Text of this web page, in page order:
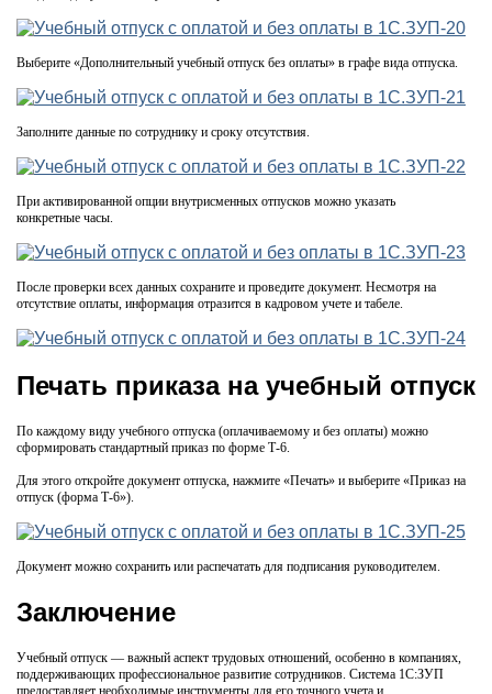
Выберите «Дополнительный учебный отпуск без оплаты» в графе вида отпуска.
Заполните данные по сотруднику и сроку отсутствия.
При активированной опции внутрисменных отпусков можно указать
конкретные часы.
После проверки всех данных сохраните и проведите документ. Несмотря на
отсутствие оплаты, информация отразится в кадровом учете и табеле.
Печать приказа на учебный отпуск
По каждому виду учебного отпуска (оплачиваемому и без оплаты) можно
сформировать стандартный приказ по форме Т-6.
Для этого откройте документ отпуска, нажмите «Печать» и выберите «Приказ на
отпуск (форма Т-6»).
Документ можно сохранить или распечатать для подписания руководителем.
Заключение
Учебный отпуск — важный аспект трудовых отношений, особенно в компаниях,
поддерживающих профессиональное развитие сотрудников. Система 1С:ЗУП
предоставляет необходимые инструменты для его точного учета и